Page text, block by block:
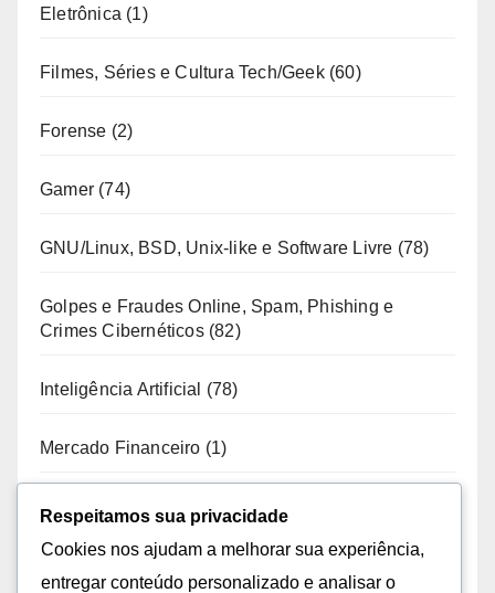
Eletrônica (1)
Filmes, Séries e Cultura Tech/Geek(60)
Forense (2)
Gamer (74)
GNU/Linux, BSD, Unix-like e Software Livre (78)
Golpes e Fraudes Online, Spam, Phishing e
Crimes Cibernéticos(82)
Inteligência Artificial (78)
Mercado Financeiro (1)
Notícias Diversas
Programação e Desenvolvimento
Respeitamos sua privacidade
Cookies nos ajudam a melhorar sua experiência,
entregar conteúdo personalizado e analisar o